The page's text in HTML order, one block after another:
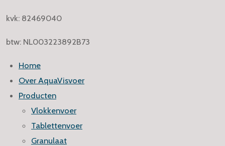
kvk: 82469040
btw: NL003223892B73
Home
Over AquaVisvoer
Producten
Vlokkenvoer
Tablettenvoer
Granulaat